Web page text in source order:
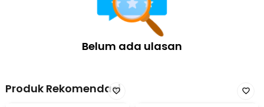
Belum ada ulasan
Produk Rekomendasi